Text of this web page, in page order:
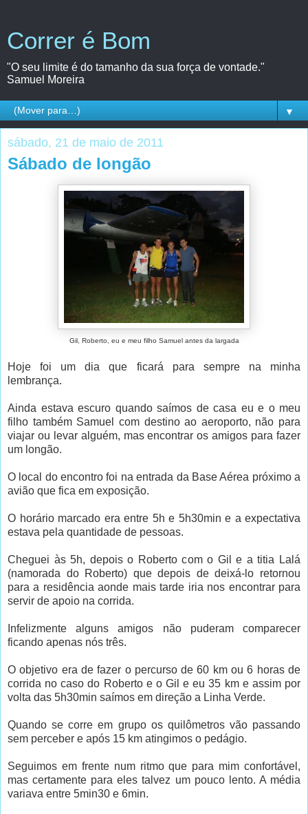
Correr é Bom
"O seu limite é do tamanho da sua força de vontade."
Samuel Moreira
▼
sábado, 21 de maio de 2011
Sábado de longão
Gil, Roberto, eu e meu filho Samuel antes da largada
Hoje foi um dia que ficará para sempre na minha
lembrança.
Ainda estava escuro quando saímos de casa eu e o meu
filho também Samuel com destino ao aeroporto, não para
viajar ou levar alguém, mas encontrar os amigos para fazer
um longão.
O local do encontro foi na entrada da Base Aérea próximo a
avião que fica em exposição.
O horário marcado era entre 5h e 5h30min e a expectativa
estava pela quantidade de pessoas.
Cheguei às 5h, depois o Roberto com o Gil e a titia Lalá
(namorada do Roberto) que depois de deixá-lo retornou
para a residência aonde mais tarde iria nos encontrar para
servir de apoio na corrida.
Infelizmente alguns amigos não puderam comparecer
ficando apenas nós três.
O objetivo era de fazer o percurso de 60 km ou 6 horas de
corrida no caso do Roberto e o Gil e eu 35 km e assim por
volta das 5h30min saímos em direção a Linha Verde.
Quando se corre em grupo os quilômetros vão passando
sem perceber e após 15 km atingimos o pedágio.
Seguimos em frente num ritmo que para mim confortável,
mas certamente para eles talvez um pouco lento. A média
variava entre 5min30 e 6min.